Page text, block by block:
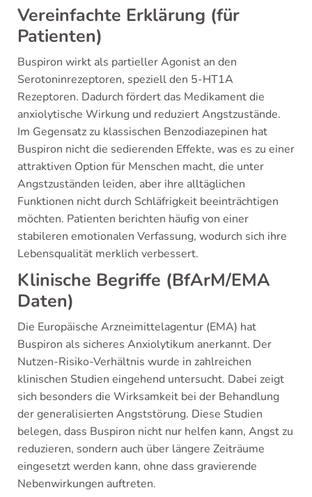
Vereinfachte Erklärung (für
Patienten)
Buspiron wirkt als partieller Agonist an den
Serotoninrezeptoren, speziell den 5-HT1A
Rezeptoren. Dadurch fördert das Medikament die
anxiolytische Wirkung und reduziert Angstzustände.
Im Gegensatz zu klassischen Benzodiazepinen hat
Buspiron nicht die sedierenden Effekte, was es zu einer
attraktiven Option für Menschen macht, die unter
Angstzuständen leiden, aber ihre alltäglichen
Funktionen nicht durch Schläfrigkeit beeinträchtigen
möchten. Patienten berichten häufig von einer
stabileren emotionalen Verfassung, wodurch sich ihre
Lebensqualität merklich verbessert.
Klinische Begriffe (BfArM/EMA
Daten)
Die Europäische Arzneimittelagentur (EMA) hat
Buspiron als sicheres Anxiolytikum anerkannt. Der
Nutzen-Risiko-Verhältnis wurde in zahlreichen
klinischen Studien eingehend untersucht. Dabei zeigt
sich besonders die Wirksamkeit bei der Behandlung
der generalisierten Angststörung. Diese Studien
belegen, dass Buspiron nicht nur helfen kann, Angst zu
reduzieren, sondern auch über längere Zeiträume
eingesetzt werden kann, ohne dass gravierende
Nebenwirkungen auftreten.